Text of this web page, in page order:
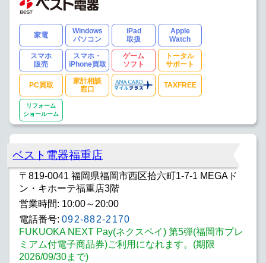
家電
Windows
パソコン
iPad
取扱
Apple
Watch
スマホ
販売
スマホ・
iPhone買取
ゲーム
ソフト
トータル
サポート
PC買取
家計相談
窓口
TAXFREE
リフォーム
ショールーム
ベスト電器福重店
〒819-0041 福岡県福岡市西区拾六町1-7-1 MEGAド
ン・キホーテ福重店3階
営業時間: 10:00～20:00
電話番号: 092-882-2170
FUKUOKA NEXT Pay(ネクスペイ) 第5弾(福岡市プレ
ミアム付電子商品券)ご利用になれます。(期限
2026/09/30まで)